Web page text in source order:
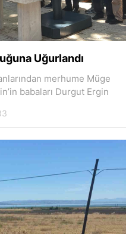
Uğurlandı
merhume Müge
babaları Durgut Ergin